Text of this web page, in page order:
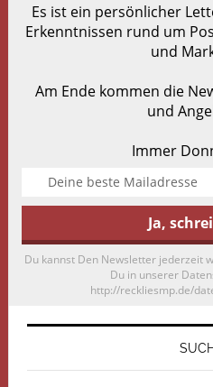
Es ist ein persönlicher
Erkenntnissen rund um
und
Am Ende kommen die
und
Immer
Du kannst Den Newsletter jederzeit
Du in unserer
http://reckliesmp.de/